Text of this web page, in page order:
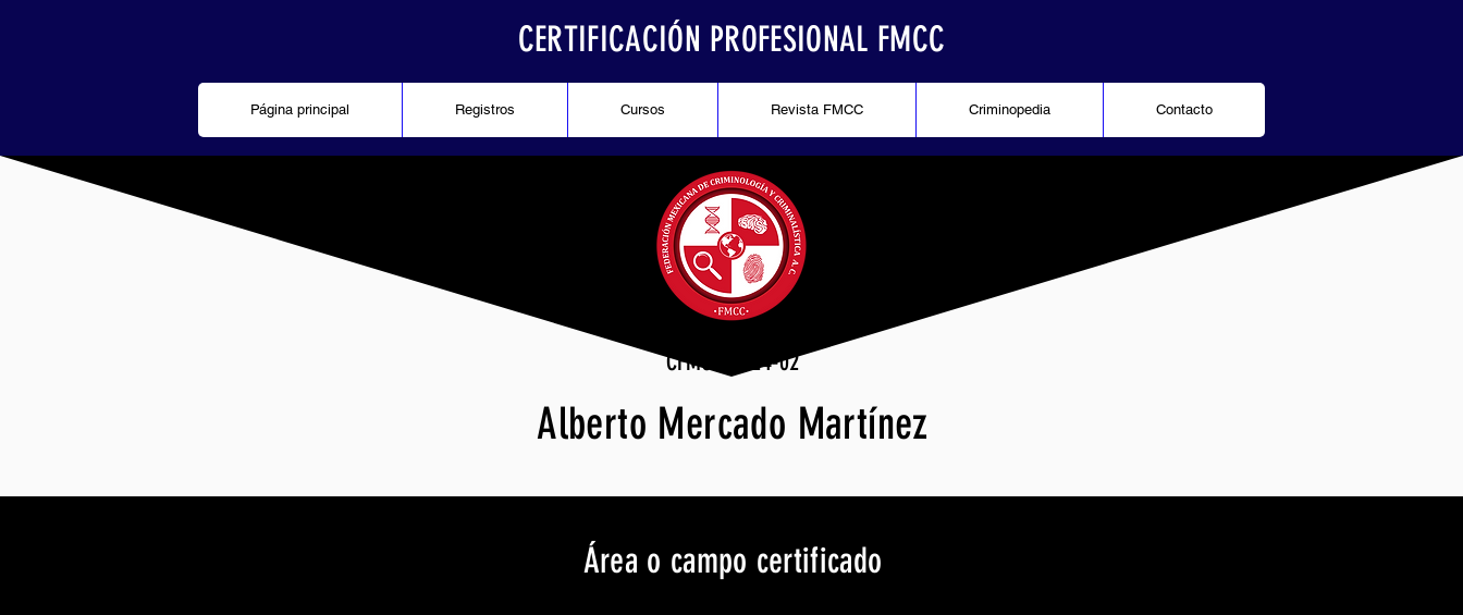
CFMCC-0524-02
Alberto Mercado Martínez
CERTIFICACIÓN PROFESIONAL FMCC
Página principal Registros Cursos Revista FMCC Criminopedia Contacto
Área o campo certificado